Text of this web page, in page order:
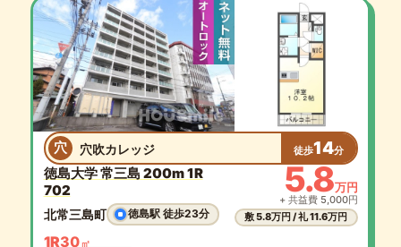
穴 穴吹カレッジ 徒歩14分
徳島大学 常三島 200m 1R
702
北常三島町 徳島駅 徒歩23分
1R30㎡
5.8万円
+ 共益費 5,000円
敷 5.8万円 / 礼 11.6万円